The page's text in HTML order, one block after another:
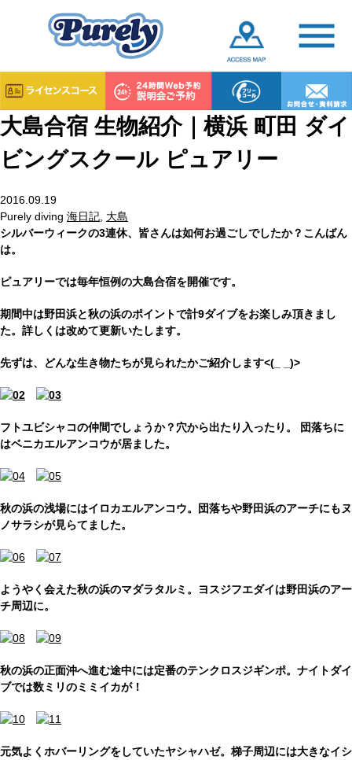
大島合宿 生物紹介｜横浜 町田 ダイ
ビングスクール ピュアリー
2016.09.19
Purely diving 海日記 大島
シルバーウィークの3連休、皆さんは如何お過ごしでしたか？こんばん
は。
ピュアリーでは毎年恒例の大島合宿を開催です。
期間中は野田浜と秋の浜のポイントで計9ダイブをお楽しみ頂きまし
た。詳しくは改めて更新いたします。
先ずは、どんな生き物たちが見られたかご紹介します<(_ _)>
フトユビシャコの仲間でしょうか？穴から出たり入ったり。 団落ちに
はベニカエルアンコウが居ました。
秋の浜の浅場にはイロカエルアンコウ。団落ちや野田浜のアーチにもヌ
ノサラシが見らてました。
ようやく会えた秋の浜のマダラタルミ。ヨスジフエダイは野田浜のアー
チ周辺に。
秋の浜の正面沖へ進む途中には定番のテンクロスジギンポ。ナイトダイ
ブでは数ミリのミミイカが！
元気よくホバーリングをしていたヤシャハゼ。梯子周辺には大きなイシ